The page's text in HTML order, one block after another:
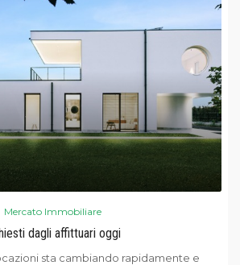
Mercato Immobiliare
dagli affittuari oggi
sta cambiando rapidamente e